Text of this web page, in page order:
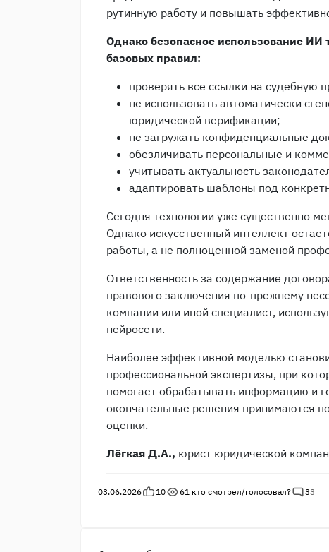
рутинную работу и повышать
Однако безопасное использование ИИ
базовых правил:
проверять все ссылки на судебную
не использовать автоматически
юридической верификации;
не загружать конфиденциальные
обезличивать персональные и
учитывать актуальность
адаптировать шаблоны под
Сегодня технологии уже существенно
Однако искусственный интеллект
работы, а не полноценной заменой
Ответственность за содержание
правового заключения по-прежнему
компании или иной специалист,
нейросети.
Наиболее эффективной моделью
профессиональной экспертизы, при
помогает обрабатывать информацию и
окончательные решения принимаются
оценки.
Лёгкая Д.А., юрист юридической
03.06.2026 10 61 кто смотрел/голосовал? 33